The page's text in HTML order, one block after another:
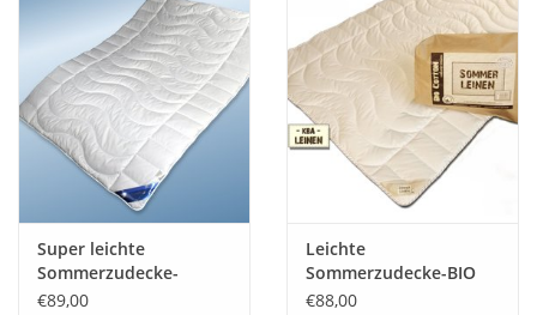
Tel.0049(0)7322-919376
Blog-Aktuelles
Super leichte
Sommerzudecke-
waschbar 60 Grad-
€89,00
Leichte
Sommerzudecke-BIO
Leinen kba-waschbar
€88,00